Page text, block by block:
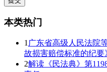
本类热门
1 广东省高级人民法院
故损害赔偿标准的纪要
2解读《民法典》第